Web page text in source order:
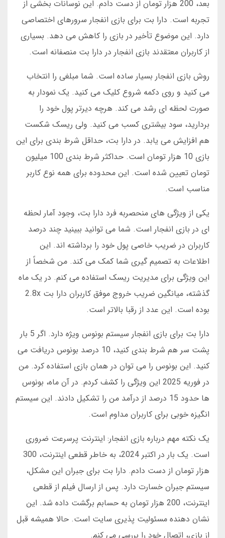
بعد، 200 هزار تومان از دست دادم. این نوسانات بخشی از
تجربه است. دارا بت برای بازی انفجار سرورهای اختصاصی
دارد. این موضوع تأخیر در بازی را کاهش می دهد. بسیاری
از کاربران معتقدند بازی انفجار در دارا بت منصفانه است.
روش بازی انفجار بسیار ساده است. شما مبلغی را انتخاب
می کنید و روی دکمه شروع کلیک می کنید. یک نمودار به
صورت لحظه ای رشد می کند. هرچه دیرتر پول خود را
بردارید، سود بیشتری کسب می کنید. ولی ریسک شکست
هم افزایش می یابد. در دارا بت، حداقل شرط بندی برای این
بازی 10 هزار تومان است. حداکثر شرط بندی 100 میلیون
تومان تعیین شده است. این محدوده برای همه نوع کاربر
مناسب است.
یکی از ویژگی های منحصربه فرد دارا بت، وجود آمار لحظه
ای در بازی انفجار است. شما می توانید ببینید چند درصد
کاربران در ضریب خاصی پول خود را برداشته اند. این
اطلاعات به تصمیم گیری شما کمک می کند. من شخصاً از
این ویژگی برای مدیریت ریسک استفاده می کنم. در یک ماه
گذشته، میانگین ضریب خروج موفق کاربران دارا بت 2.8x
بوده است. این عدد از رقبا بالاتر است.
دارا بت برای بازی انفجار سیستم بونوس ویژه دارد. اگر 5 بار
پشت سر هم شرط بندی کنید، 10 درصد بونوس دریافت می
کنید. این بونوس را می توان در همان بازی استفاده کرد. من
در فوریه 2025 این ویژگی را کشف کردم. در آن ماه، بونوس
ها حدود 15 درصد از درآمد من را تشکیل دادند. این سیستم
انگیزه خوبی برای کاربران مداوم است.
یک نکته مهم درباره بازی انفجار: اینترنت پرسرعت ضروری
است. یک بار در اکتبر 2024، به خاطر قطعی اینترنت، 300
هزار تومان از دست دادم. دارا بت برای جبران این مشکل،
سیستم جبران خسارت دارد. پس از ارسال فیلم از قطعی
اینترنت، 200 هزار تومان به حسابم برگشت داده شد. این
نشان دهنده مسئولیت پذیری سایت است. حالا همیشه قبل
از بازی، اتصال خود را بررسی می کنم.